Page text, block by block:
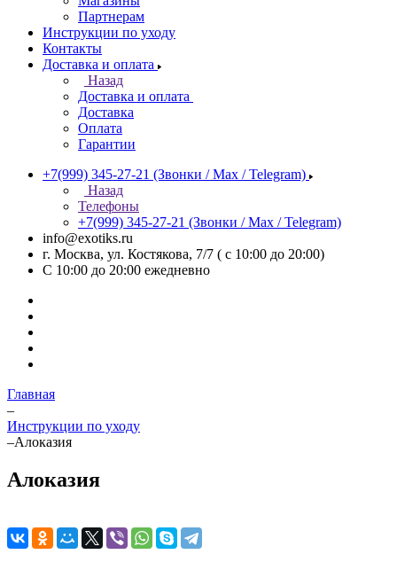
Партнерам
Инструкции по уходу
Контакты
Доставка и оплата
Назад
Доставка и оплата
Доставка
Оплата
Гарантии
+7(999) 345-27-21 (Звонки / Max / Telegram)
Назад
Телефоны
+7(999) 345-27-21 (Звонки / Max / Telegram)
info@exotiks.ru
г. Москва, ул. Костякова, 7/7 ( с 10:00 до 20:00)
С 10:00 до 20:00 ежедневно
Главная
–
Инструкции по уходу
–Алоказия
Алоказия